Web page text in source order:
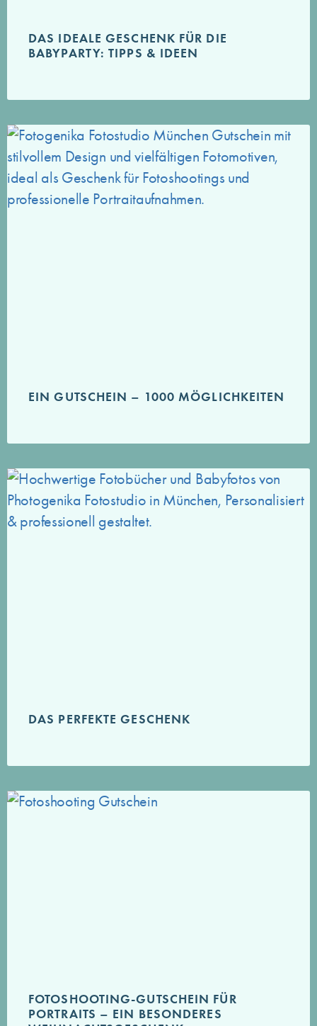
DAS IDEALE GESCHENK FÜR DIE
BABYPARTY: TIPPS & IDEEN
EIN GUTSCHEIN – 1000 MÖGLICHKEITEN
DAS PERFEKTE GESCHENK
FOTOSHOOTING-GUTSCHEIN FÜR
PORTRAITS – EIN BESONDERES